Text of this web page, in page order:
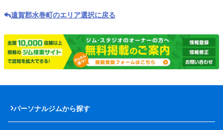
遠賀郡水巻町のエリア選択に戻る
パーソナルジムから探す